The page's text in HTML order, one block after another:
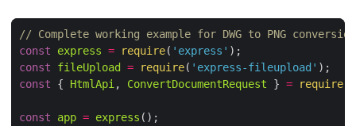
// Complete working example for DWG to PNG conversion
const
express = require( 'express'
const
fileUpload = require( 'express-fileupload'
const { HtmlApi , ConvertDocumentRequest } = require
const app = express